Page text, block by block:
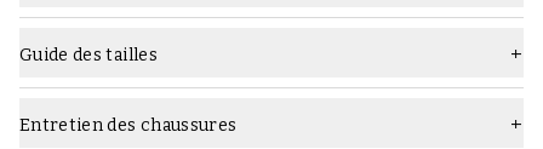
Semelle Semelle fine en caoutchouc
Largeur F (standard)
Construction :
Guide des tailles
Entretien des chaussures